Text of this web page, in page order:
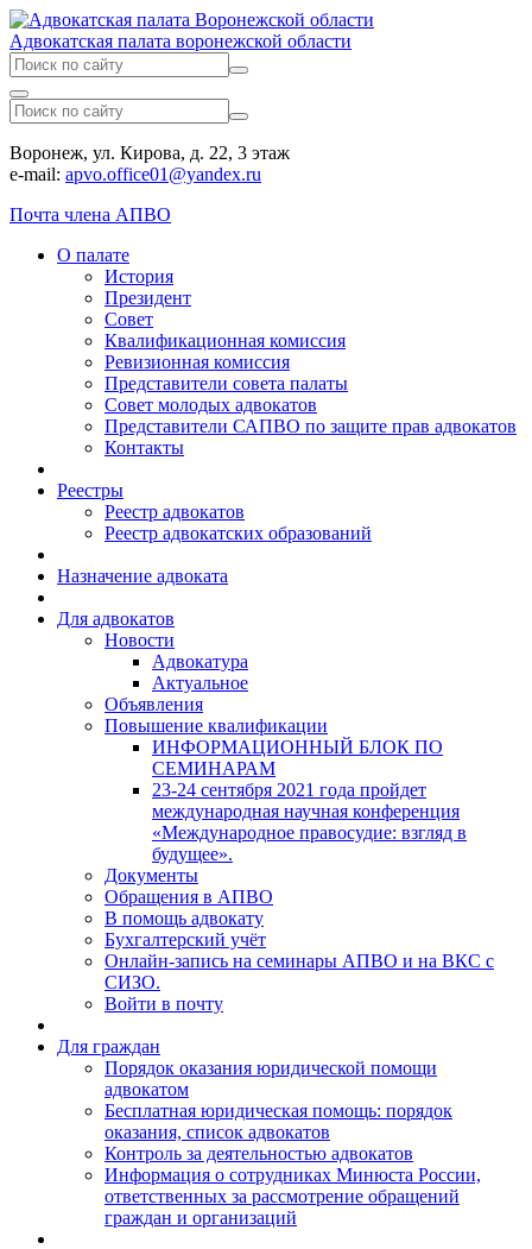
Адвокатская палата воронежской области
Воронеж, ул. Кирова, д. 22, 3 этаж
e-mail: apvo.office01@yandex.ru
Почта члена АПВО
О палате
История
Президент
Совет
Квалификационная комиссия
Ревизионная комиссия
Представители совета палаты
Совет молодых адвокатов
Представители САПВО по защите прав адвокатов
Контакты
Реестры
Реестр адвокатов
Реестр адвокатских образований
Назначение адвоката
Для адвокатов
Новости
Адвокатура
Актуальное
Объявления
Повышение квалификации
ИНФОРМАЦИОННЫЙ БЛОК ПО
СЕМИНАРАМ
23-24 сентября 2021 года пройдет
международная научная конференция
«Международное правосудие: взгляд в
будущее».
Документы
Обращения в АПВО
В помощь адвокату
Бухгалтерский учёт
Онлайн-запись на семинары АПВО и на ВКС с
СИЗО.
Войти в почту
Для граждан
Порядок оказания юридической помощи
адвокатом
Бесплатная юридическая помощь: порядок
оказания, список адвокатов
Контроль за деятельностью адвокатов
Информация о сотрудниках Минюста России,
ответственных за рассмотрение обращений
граждан и организаций